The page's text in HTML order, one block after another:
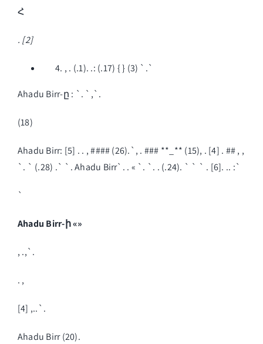
Հ
. [2]
, . (.1). .: (.17) { } (3) `.`
Ahadu Birr-ը : `. `,`.
(18)
Ahadu Birr: [5] . . , #### (26).`, . ### **_** (15), . [4] . ## , ,
`. ` (.28) .` `. Ahadu Birr`. . « `. `. . (.24). ` ` ` . [6]. .. :`
`
Ahadu Birr-ի «»
, .,`.
. ,
[4] ,..`.
Ahadu Birr (20).